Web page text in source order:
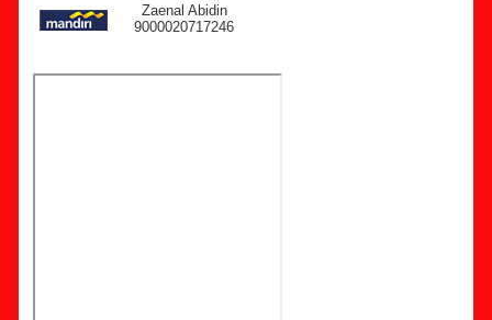
Zaenal Abidin
9000020717246